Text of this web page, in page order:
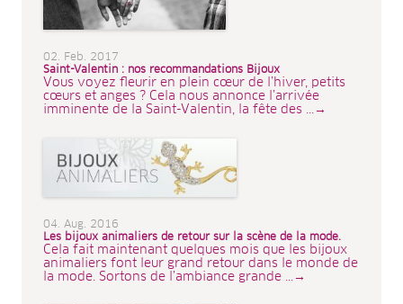
02. Feb. 2017
Saint-Valentin : nos recommandations Bijoux
Vous voyez fleurir en plein cœur de l’hiver, petits
cœurs et anges ? Cela nous annonce l’arrivée
imminente de la Saint-Valentin, la fête des ...→
04. Aug. 2016
Les bijoux animaliers de retour sur la scène de la mode.
Cela fait maintenant quelques mois que les bijoux
animaliers font leur grand retour dans le monde de
la mode. Sortons de l’ambiance grande ...→